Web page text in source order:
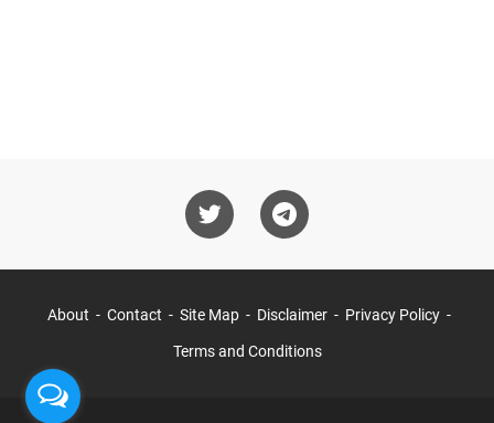
About Contact Site Map Disclaimer Privacy Policy
Terms and Conditions